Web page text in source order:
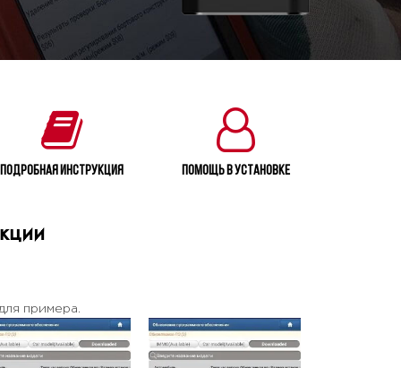
Подробная инструкция Помощь в установке
примера.